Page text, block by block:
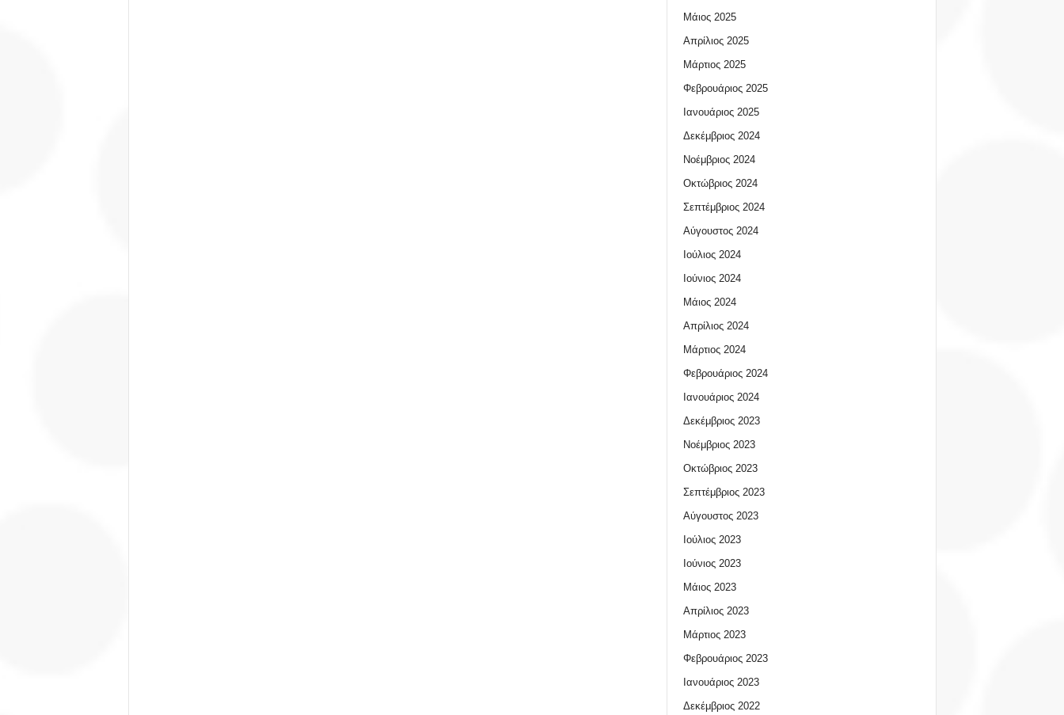
Μάιος 2025
Απρίλιος 2025
Μάρτιος 2025
Φεβρουάριος 2025
Ιανουάριος 2025
Δεκέμβριος 2024
Νοέμβριος 2024
Οκτώβριος 2024
Σεπτέμβριος 2024
Αύγουστος 2024
Ιούλιος 2024
Ιούνιος 2024
Μάιος 2024
Απρίλιος 2024
Μάρτιος 2024
Φεβρουάριος 2024
Ιανουάριος 2024
Δεκέμβριος 2023
Νοέμβριος 2023
Οκτώβριος 2023
Σεπτέμβριος 2023
Αύγουστος 2023
Ιούλιος 2023
Ιούνιος 2023
Μάιος 2023
Απρίλιος 2023
Μάρτιος 2023
Φεβρουάριος 2023
Ιανουάριος 2023
Δεκέμβριος 2022